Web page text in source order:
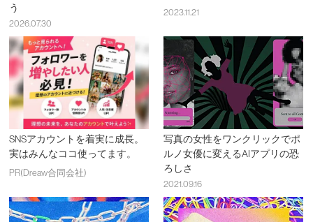
う
2026.07.30
2023.11.21
SNSアカウントを着実に成長。
実はみんなココ使ってます。
PR(Dreaw合同会社)
写真の女性をワンクリックでポ
ルノ女優に変えるAIアプリの恐
ろしさ
2021.09.16